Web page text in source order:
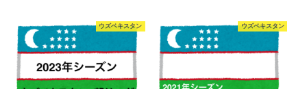
ウズベキスタン ウズベキスタン